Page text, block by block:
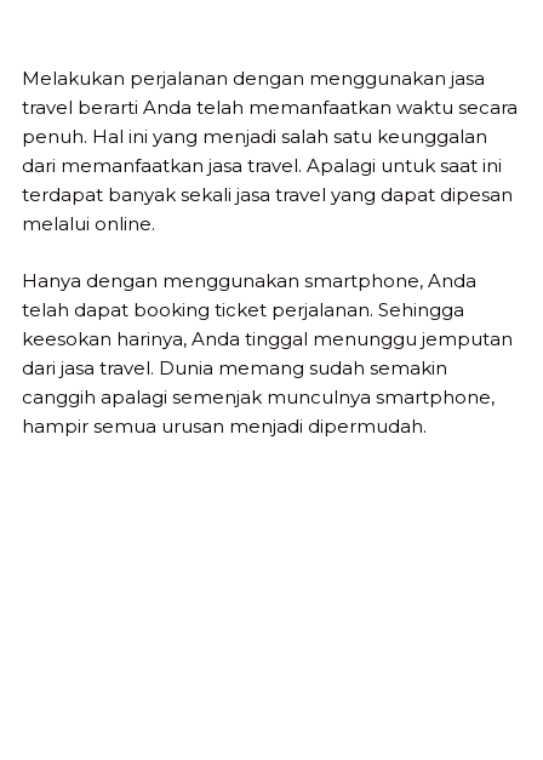
Melakukan perjalanan dengan menggunakan jasa
travel berarti Anda telah memanfaatkan waktu secara
penuh. Hal ini yang menjadi salah satu keunggalan
dari memanfaatkan jasa travel. Apalagi untuk saat ini
terdapat banyak sekali jasa travel yang dapat dipesan
melalui online.
Hanya dengan menggunakan smartphone, Anda
telah dapat booking ticket perjalanan. Sehingga
keesokan harinya, Anda tinggal menunggu jemputan
dari jasa travel. Dunia memang sudah semakin
canggih apalagi semenjak munculnya smartphone,
hampir semua urusan menjadi dipermudah.